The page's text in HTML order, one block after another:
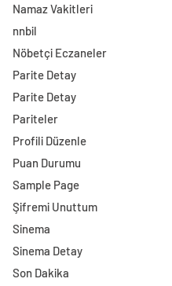
Namaz Vakitleri
nnbil
Nöbetçi Eczaneler
Parite Detay
Parite Detay
Pariteler
Profili Düzenle
Puan Durumu
Sample Page
Şifremi Unuttum
Sinema
Sinema Detay
Son Dakika